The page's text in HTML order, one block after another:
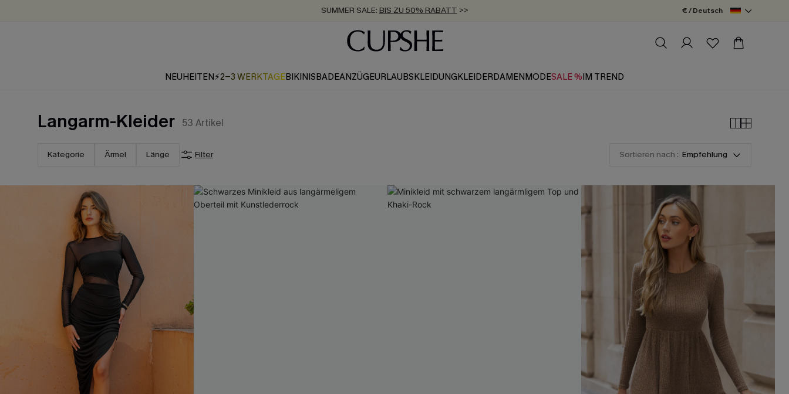
SUMMER SALE: BIS ZU 50% RABATT >>
ZUM NEWSLETTER:BIS ZU -20% EXTRA ERHALTEN
KOSTENLOSER VERSAND AB 89 €
€ / Deutsch
NEUHEITEN⚡2-3 WERKTAGEBIKINISBADEANZÜGEURLAUBSKLEIDUNGKLEIDERDAMENMODESALE %IM TREND
Langarm-Kleider 53 Artikel
Kategorie Ärmel Länge Filter Sortieren nach : Empfehlung